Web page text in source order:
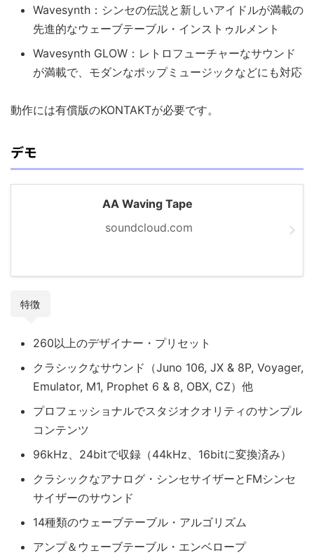
Wavesynth：シンセの伝説と新しいアイドルが満載の
先進的なウェーブテーブル・インストゥルメント
Wavesynth GLOW：レトロフューチャーなサウンド
が満載で、モダンなポップミュージックなどにも対応
動作には有償版のKONTAKTが必要です。
デモ
AA Waving Tape
soundcloud.com
特徴
260以上のデザイナー・プリセット
クラシックなサウンド（Juno 106, JX & 8P, Voyager,
Emulator, M1, Prophet 6 & 8, OBX, CZ）他
プロフェッショナルでスタジオクオリティのサンプル
コンテンツ
96kHz、24bitで収録（44kHz、16bitに変換済み）
クラシックなアナログ・シンセサイザーとFMシンセ
サイザーのサウンド
14種類のウェーブテーブル・アルゴリズム
アンプ＆ウェーブテーブル・エンベロープ